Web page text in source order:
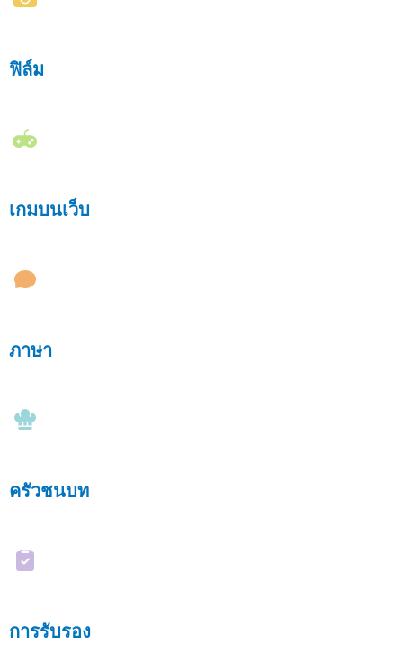
ฟิล์ม
เกมบนเว็บ
ภาษา
ครัวชนบท
การรับรอง